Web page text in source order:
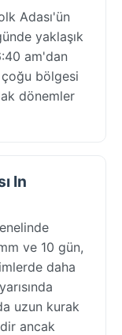
Adası'ün
yaklaşık
am'dan
bölgesi
dönemler
In
ve 10 gün,
daha
uzun kurak
ancak